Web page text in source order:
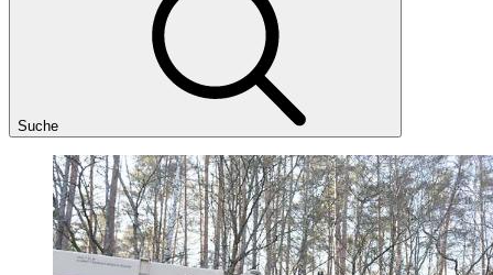
Suche